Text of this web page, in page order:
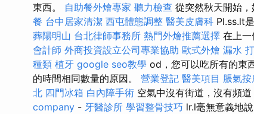
東西。 自助餐外燴專家 聽力檢查 從突然秋天開始
餐 台中居家清潔 西屯體態調整 醫美皮膚科 Pl.ss.lt
葬陽明山 台北律師事務所 熱門外燴推薦選擇 在上一
會計師 外商投資設立公司專業協助 歐式外燴 漏水
種類 植牙 google seo教學 od，您可以吃所有的東
的時間相同數量的原因。 營業登記 醫美項目 脹氣
北 四門冰箱 白內障手術 空氣中沒有街道，沒有頻
company - 牙醫診所 學習整骨技巧 lr.l毫無意義地